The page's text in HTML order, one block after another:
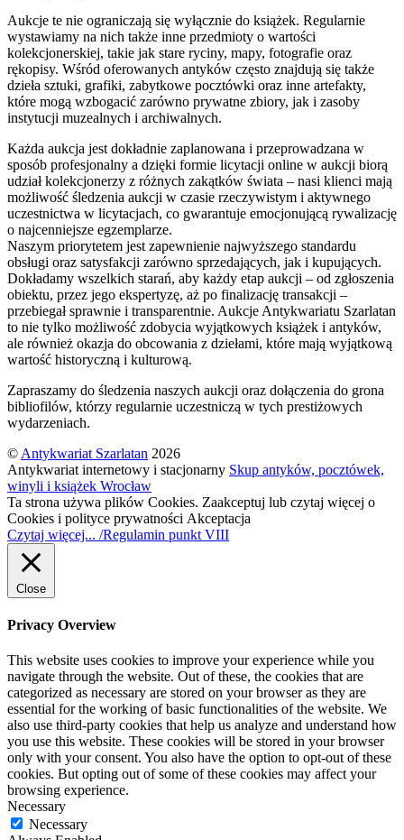
Aukcje te nie ograniczają się wyłącznie do książek. Regularnie
wystawiamy na nich także inne przedmioty o wartości
kolekcjonerskiej, takie jak stare ryciny, mapy, fotografie oraz
rękopisy. Wśród oferowanych antyków często znajdują się także
dzieła sztuki, grafiki, zabytkowe pocztówki oraz inne artefakty,
które mogą wzbogacić zarówno prywatne zbiory, jak i zasoby
instytucji muzealnych i archiwalnych.
Każda aukcja jest dokładnie zaplanowana i przeprowadzana w
sposób profesjonalny a dzięki formie licytacji online w aukcji biorą
udział kolekcjonerzy z różnych zakątków świata – nasi klienci mają
możliwość śledzenia aukcji w czasie rzeczywistym i aktywnego
uczestnictwa w licytacjach, co gwarantuje emocjonującą rywalizację
o najcenniejsze egzemplarze.
Naszym priorytetem jest zapewnienie najwyższego standardu
obsługi oraz satysfakcji zarówno sprzedających, jak i kupujących.
Dokładamy wszelkich starań, aby każdy etap aukcji – od zgłoszenia
obiektu, przez jego ekspertyzę, aż po finalizację transakcji –
przebiegał sprawnie i transparentnie. Aukcje Antykwariatu Szarlatan
to nie tylko możliwość zdobycia wyjątkowych książek i antyków,
ale również okazja do obcowania z dziełami, które mają wyjątkową
wartość historyczną i kulturową.
Zapraszamy do śledzenia naszych aukcji oraz dołączenia do grona
bibliofilów, którzy regularnie uczestniczą w tych prestiżowych
wydarzeniach.
© Antykwariat Szarlatan 2026
Antykwariat internetowy i stacjonarny Skup antyków, pocztówek,
winyli i książek Wrocław
Ta strona używa plików Cookies. Zaakceptuj lub czytaj więcej o
Cookies i polityce prywatności Akceptacja
Czytaj więcej... /Regulamin punkt VIII
Close
Privacy Overview
This website uses cookies to improve your experience while you
navigate through the website. Out of these, the cookies that are
categorized as necessary are stored on your browser as they are
essential for the working of basic functionalities of the website. We
also use third-party cookies that help us analyze and understand how
you use this website. These cookies will be stored in your browser
only with your consent. You also have the option to opt-out of these
cookies. But opting out of some of these cookies may affect your
browsing experience.
Necessary
Necessary